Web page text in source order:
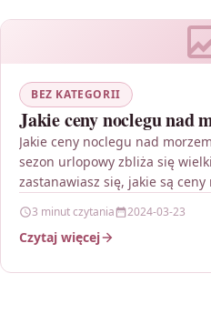
BEZ KATEGORII
Jakie ceny noclegu nad
Jakie ceny noclegu nad
sezon urlopowy zbliża się
zastanawiasz się, jakie są
3 minut czytania 2024-03-23
Czytaj więcej